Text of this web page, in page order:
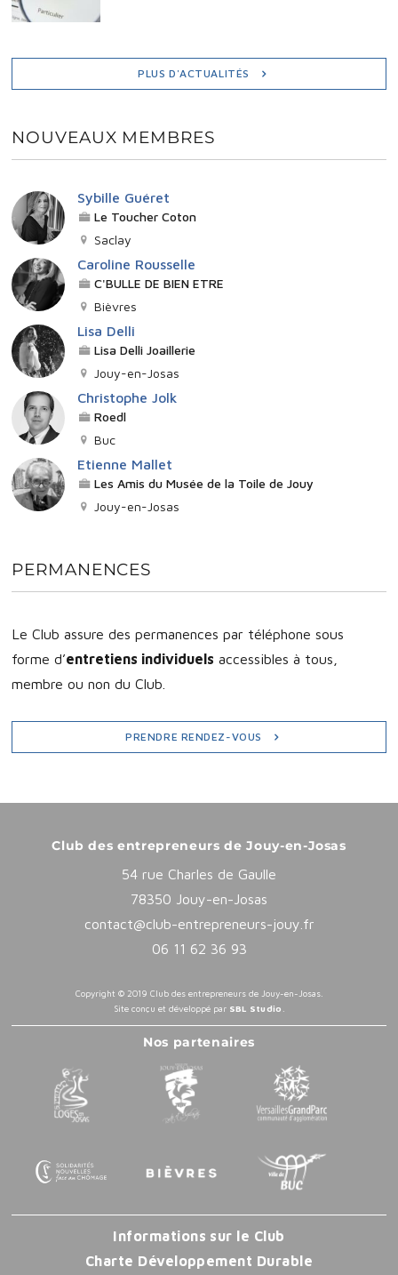
PLUS D'ACTUALITÉS
NOUVEAUX MEMBRES
Sybille Guéret
Le Toucher Coton
Saclay
Caroline Rousselle
C'BULLE DE BIEN ETRE
Bièvres
Lisa Delli
Lisa Delli Joaillerie
Jouy-en-Josas
Christophe Jolk
Roedl
Buc
Etienne Mallet
Les Amis du Musée de la Toile de Jouy
Jouy-en-Josas
PERMANENCES
Le Club assure des permanences par téléphone sous
forme d’entretiens individuels accessibles à tous,
membre ou non du Club.
PRENDRE RENDEZ-VOUS
Club des entrepreneurs de Jouy-en-Josas
54 rue Charles de Gaulle
78350 Jouy-en-Josas
contact@club-entrepreneurs-jouy.fr
06 11 62 36 93
Copyright © 2019 Club des entrepreneurs de Jouy-en-Josas.
Site conçu et développé par SBL Studio
Nos partenaires
Informations sur le Club
Charte Développement Durable